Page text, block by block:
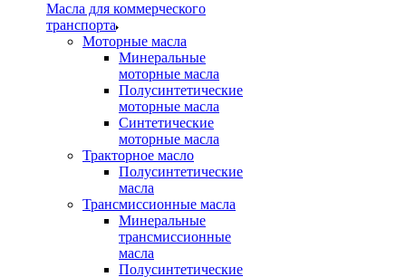
Масла для коммерческого
транспорта
Моторные масла
Минеральные
моторные масла
Полусинтетические
моторные масла
Синтетические
моторные масла
Тракторное масло
Полусинтетические
масла
Трансмиссионные масла
Минеральные
трансмиссионные
масла
Полусинтетические